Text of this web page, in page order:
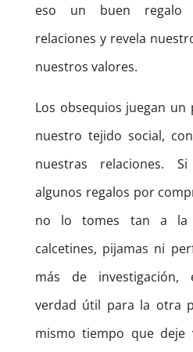
eso un buen regalo
relaciones y revela
nuestros valores.
Los obsequios juegan
nuestro tejido social,
nuestras relaciones.
algunos regalos por
no lo tomes tan a la
calcetines, pijamas ni
más de investigación,
verdad útil para la otra
mismo tiempo que deje